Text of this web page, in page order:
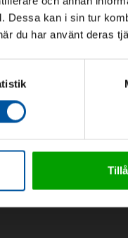
Dessa kan i sin tur
du har använt deras